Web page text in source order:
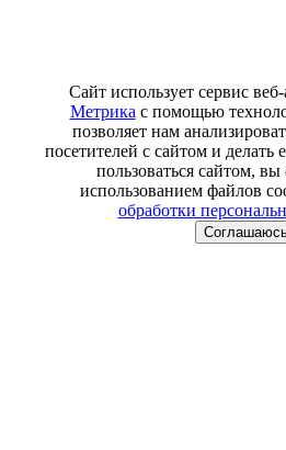
Сайт использует сервис
Метрика с помощью
позволяет нам
посетителей с сайтом и
пользоваться сайтом, вы
использованием файлов
обработки